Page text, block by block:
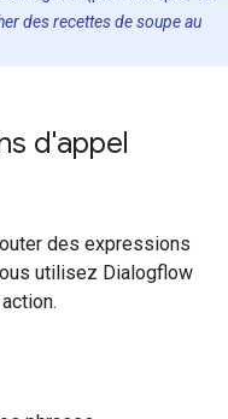
des recettes de soupe au
d'appel
des expressions
utilisez Dialogflow